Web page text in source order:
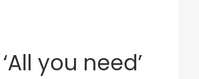
you need’